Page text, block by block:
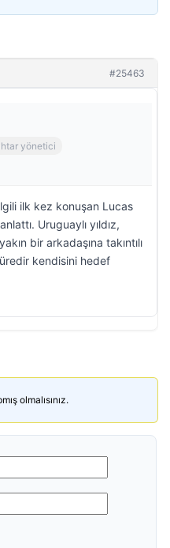
#25463
yönetici
ilgili ilk kez konuşan Lucas
Uruguaylı yıldız,
bir arkadaşına takıntılı
kendisini hedef
olmalısınız.